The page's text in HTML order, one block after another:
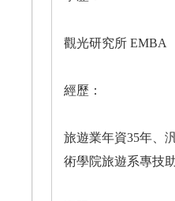
觀光研究所 EMBA
經歷：
旅遊業年資35年、
術學院旅遊系專技